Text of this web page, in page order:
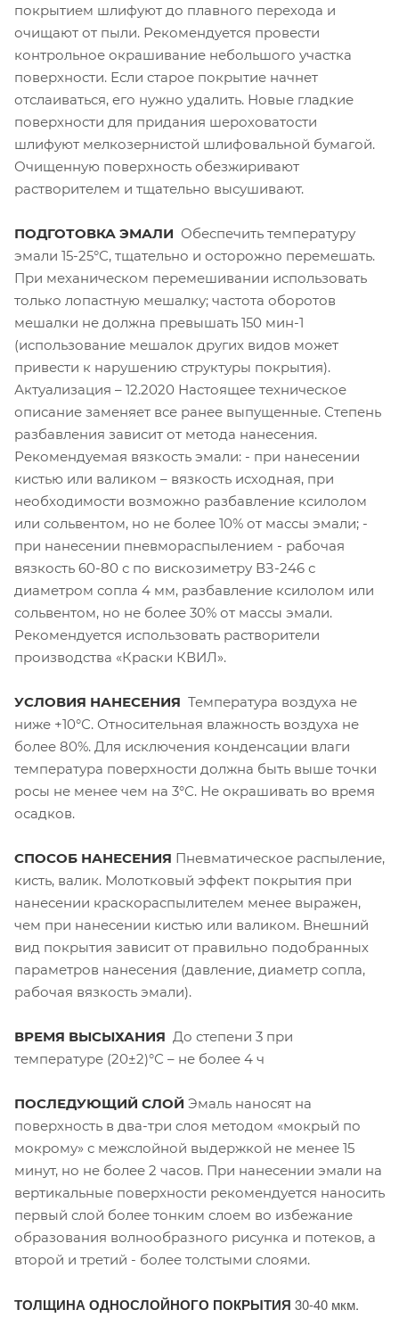
покрытием шлифуют до плавного перехода и
очищают от пыли. Рекомендуется провести
контрольное окрашивание небольшого участка
поверхности. Если старое покрытие начнет
отслаиваться, его нужно удалить. Новые гладкие
поверхности для придания шероховатости
шлифуют мелкозернистой шлифовальной бумагой.
Очищенную поверхность обезжиривают
растворителем и тщательно высушивают.
ПОДГОТОВКА ЭМАЛИ Обеспечить температуру
эмали 15-25°С, тщательно и осторожно перемешать.
При механическом перемешивании использовать
только лопастную мешалку; частота оборотов
мешалки не должна превышать 150 мин-1
(использование мешалок других видов может
привести к нарушению структуры покрытия).
Актуализация – 12.2020 Настоящее техническое
описание заменяет все ранее выпущенные. Степень
разбавления зависит от метода нанесения.
Рекомендуемая вязкость эмали: - при нанесении
кистью или валиком – вязкость исходная, при
необходимости возможно разбавление ксилолом
или сольвентом, но не более 10% от массы эмали; -
при нанесении пневмораспылением - рабочая
вязкость 60-80 с по вискозиметру ВЗ-246 с
диаметром сопла 4 мм, разбавление ксилолом или
сольвентом, но не более 30% от массы эмали.
Рекомендуется использовать растворители
производства «Краски КВИЛ».
УСЛОВИЯ НАНЕСЕНИЯ Температура воздуха не
ниже +10°С. Относительная влажность воздуха не
более 80%. Для исключения конденсации влаги
температура поверхности должна быть выше точки
росы не менее чем на 3°С. Не окрашивать во время
осадков.
СПОСОБ НАНЕСЕНИЯ Пневматическое распыление,
кисть, валик. Молотковый эффект покрытия при
нанесении краскораспылителем менее выражен,
чем при нанесении кистью или валиком. Внешний
вид покрытия зависит от правильно подобранных
параметров нанесения (давление, диаметр сопла,
рабочая вязкость эмали).
ВРЕМЯ ВЫСЫХАНИЯ До степени 3 при
температуре (20±2)°С – не более 4 ч
ПОСЛЕДУЮЩИЙ СЛОЙ Эмаль наносят на
поверхность в два-три слоя методом «мокрый по
мокрому» с межслойной выдержкой не менее 15
минут, но не более 2 часов. При нанесении эмали на
вертикальные поверхности рекомендуется наносить
первый слой более тонким слоем во избежание
образования волнообразного рисунка и потеков, а
второй и третий - более толстыми слоями.
ТОЛЩИНА ОДНОСЛОЙНОГО ПОКРЫТИЯ 30-40 мкм.